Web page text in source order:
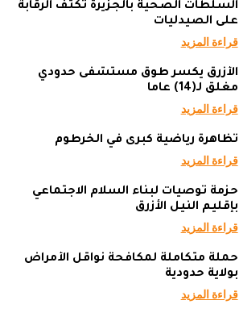
السلطات الصحية بالجزيرة تكثف الرقابة
على الصيدليات
قراءة المزيد
الأزرق يكسر طوق مستشفى حدودي
مغلق لـ(14) عاما
قراءة المزيد
تظاهرة رياضية كبرى في الخرطوم
قراءة المزيد
حزمة توصيات لبناء السلام الاجتماعي
بإقليم النيل الأزرق
قراءة المزيد
حملة متكاملة لمكافحة نواقل الأمراض
بولاية حدودية
قراءة المزيد